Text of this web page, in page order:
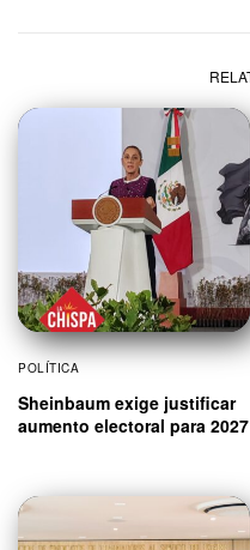
POLÍTICA
Sheinbaum exige justificar
aumento electoral para 2027